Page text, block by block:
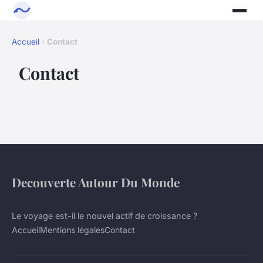
Accueil › Contact
Contact
Decouverte Autour Du Monde
Le voyage est-il le nouvel actif de croissance ?
AccueilMentions légalesContact